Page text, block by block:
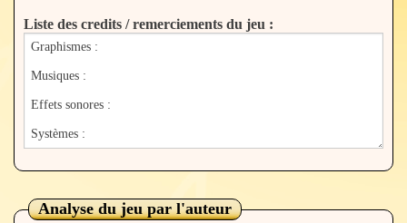
S'inscrire
Liste des credits / remerciements du jeu :
Analyse du jeu par l'auteur